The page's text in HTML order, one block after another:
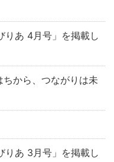
りあ 4月号」を掲載し
から、つながりは未
りあ 3月号」を掲載し